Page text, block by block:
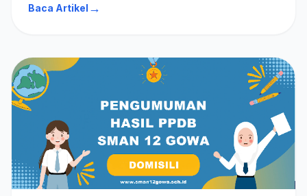
Baca Artikel →